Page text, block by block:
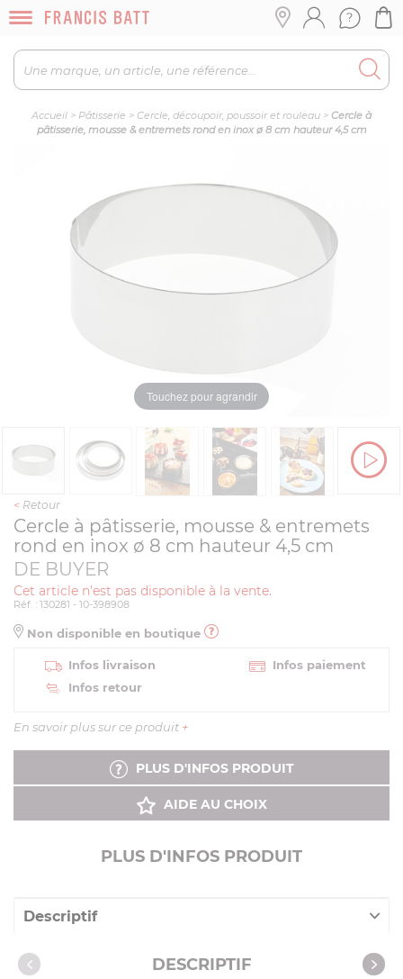
Accueil > Pâtisserie > Cercle, découpoir, poussoir et rouleau > Cercle à
pâtisserie, mousse & entremets rond en inox ø 8 cm hauteur 4,5 cm
Touchez pour agrandir
< Retour
Cercle à pâtisserie, mousse & entremets
rond en inox ø 8 cm hauteur 4,5 cm
DE BUYER
Cet article n'est pas disponible à la vente.
Réf. : 130281 - 10-398908
Non disponible en boutique
Infos livraison
Infos paiement
Infos retour
En savoir plus sur ce produit +
PLUS D'INFOS PRODUIT
AIDE AU CHOIX
PLUS D'INFOS PRODUIT
Descriptif
Caractéristiques
DESCRIPTIF